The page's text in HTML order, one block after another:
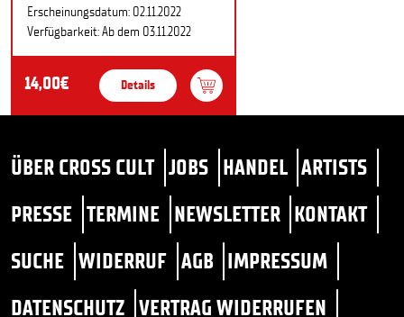
Erscheinungsdatum: 02.11.2022
Verfügbarkeit: Ab dem 03.11.2022
14,00€ Details
ÜBER CROSS CULT JOBS HANDEL ARTISTS
PRESSE TERMINE NEWSLETTER KONTAKT
SUCHE WIDERRUF AGB IMPRESSUM
DATENSCHUTZ VERTRAG WIDERRUFEN